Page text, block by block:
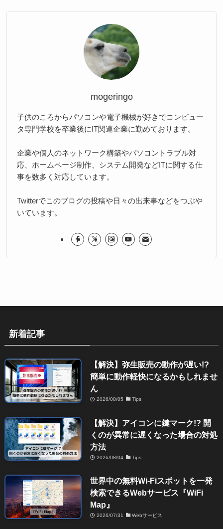
mogeringo
子供のころからパソコンや電子機械が好きでコンピュー
タ専門学校を卒業後にIT関連企業に勤めております。
企業や個人のネットワーク構築やパソコントラブル対
応、ホームページ制作、システム開発などITに関する仕
事を数多く対応しています。
Twitterでこのブログの投稿や日々の出来事などをつぶや
いています。
新着記事
【解決】弥生販売の動作が遅い!?
簡単に動作軽快になるかもしれませ
ん
2026/08/05 Tips
【解決】アイコンに鍵マーク!? 開
くのが異常に遅くなった場合の対処
方法
2026/08/04 Tips
世界中の無料Wi-Fiスポットを一発
検索できるWebサービス『WiFi
Map』
2026/07/31 Webサービス